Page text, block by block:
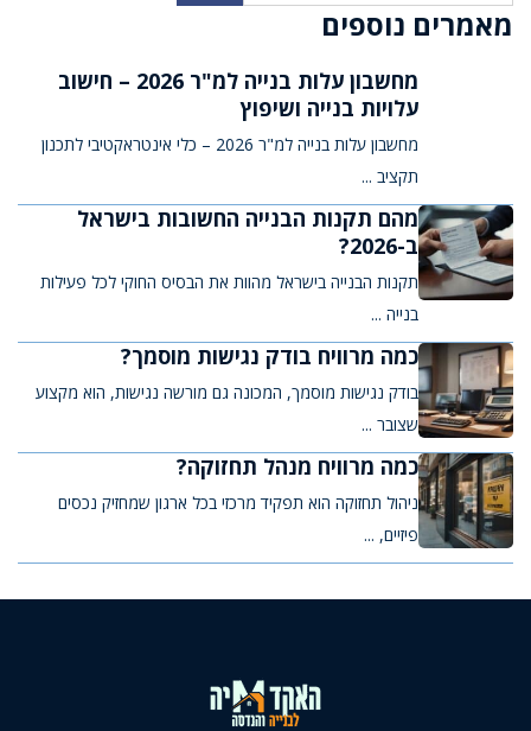
מאמרים נוספים
מחשבון עלות בנייה למ"ר 2026 – חישוב
עלויות בנייה ושיפוץ
מחשבון עלות בנייה למ"ר 2026 – כלי אינטראקטיבי לתכנון
תקציב ...
מהם תקנות הבנייה החשובות בישראל
ב-2026?
תקנות הבנייה בישראל מהוות את הבסיס החוקי לכל פעילות
בנייה ...
כמה מרוויח בודק נגישות מוסמך?
בודק נגישות מוסמך, המכונה גם מורשה נגישות, הוא מקצוע
שצובר ...
כמה מרוויח מנהל תחזוקה?
ניהול תחזוקה הוא תפקיד מרכזי בכל ארגון שמחזיק נכסים
פיזיים, ...